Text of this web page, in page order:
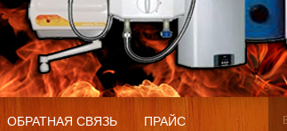
ОБРАТНАЯ СВЯЗЬ ПРАЙС